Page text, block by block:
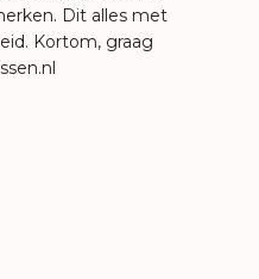
Dit alles met
Kortom, graag